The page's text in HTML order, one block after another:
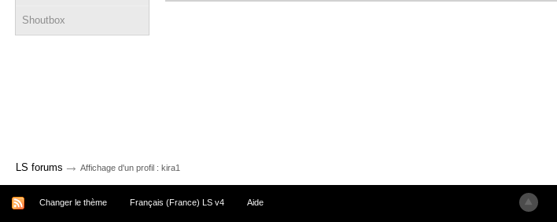
Shoutbox
LS forums → Affichage d'un profil : kira1
Changer le thème Français (France) LS v4 Aide